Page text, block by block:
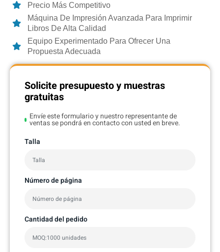
Precio Más Competitivo
Máquina De Impresión Avanzada Para Imprimir
Libros De Alta Calidad
Equipo Experimentado Para Ofrecer Una
Propuesta Adecuada
Solicite presupuesto y muestras
gratuitas
Envíe este formulario y nuestro representante de
ventas se pondrá en contacto con usted en breve.
Talla
Número de página
Cantidad del pedido